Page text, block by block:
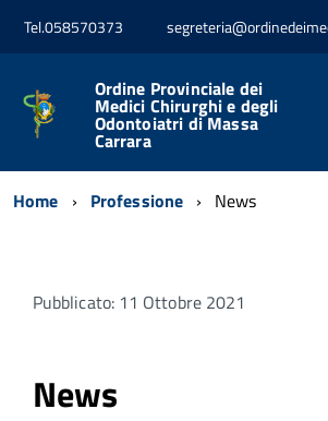
Tel.058570373
Ordine Provinciale dei
Medici Chirurghi e degli
Odontoiatri di Massa
Carrara
Home Professione News
Pubblicato: 11 Ottobre 2021
News